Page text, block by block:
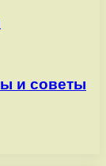
и советы